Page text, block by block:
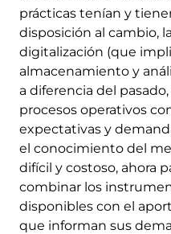
prácticas tenían y
disposición al cambio,
digitalización (que
almacenamiento y
a diferencia del
procesos operativos
expectativas y
el conocimiento del
difícil y costoso, ahora
combinar los
disponibles con el
que informan sus